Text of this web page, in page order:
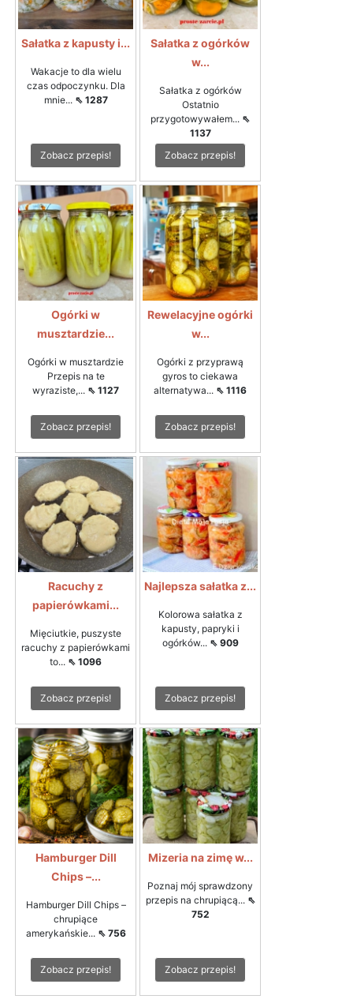
Sałatka z kapusty i...
Wakacje to dla wielu
czas odpoczynku. Dla
mnie... ⇖ 1287
Zobacz przepis!
Sałatka z ogórków
w...
Sałatka z ogórków
Ostatnio
przygotowywałem... ⇖
1137
Zobacz przepis!
Ogórki w
musztardzie...
Ogórki w musztardzie
Przepis na te
wyraziste,... ⇖ 1127
Zobacz przepis!
Rewelacyjne ogórki
w...
Ogórki z przyprawą
gyros to ciekawa
alternatywa... ⇖ 1116
Zobacz przepis!
Racuchy z
papierówkami...
Mięciutkie, puszyste
racuchy z papierówkami
to... ⇖ 1096
Zobacz przepis!
Najlepsza sałatka z...
Kolorowa sałatka z
kapusty, papryki i
ogórków... ⇖ 909
Zobacz przepis!
Hamburger Dill
Chips –...
Hamburger Dill Chips –
chrupiące
amerykańskie... ⇖ 756
Zobacz przepis!
Mizeria na zimę w...
Poznaj mój sprawdzony
przepis na chrupiącą... ⇖
752
Zobacz przepis!